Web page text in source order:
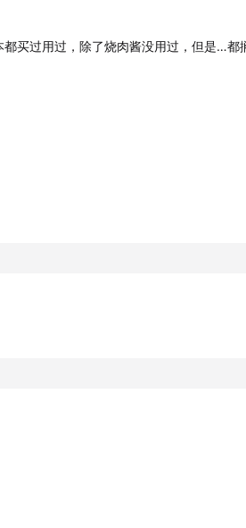
追剧完全不影响！脖子再也不含累了
臂酸了也能按！哪里不爽按哪里，性
的专属购买链接领取比大促折扣更
界旗舰店】向客服报暗号“满仓以后“
节目。投资理财是绝大多数人，终其
买过用过，除了烧肉酱没用过，但是…都